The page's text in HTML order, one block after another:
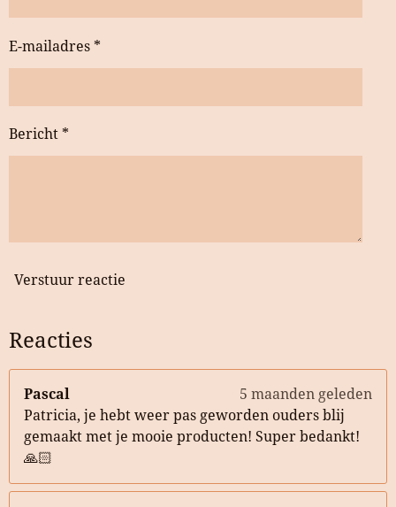
E-mailadres *
Bericht *
Verstuur reactie
Reacties
Pascal
5 maanden geleden
Patricia, je hebt weer pas geworden ouders blij
gemaakt met je mooie producten! Super bedankt!
🙏🏻